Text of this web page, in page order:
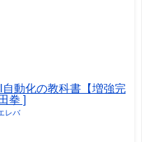
動化の教科書【増強完
拳 ]
レバ